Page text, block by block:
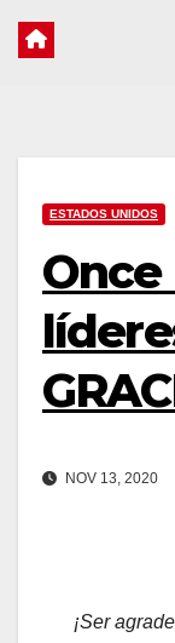
ESTADOS UNIDOS
NOV 13, 2020
¡Ser